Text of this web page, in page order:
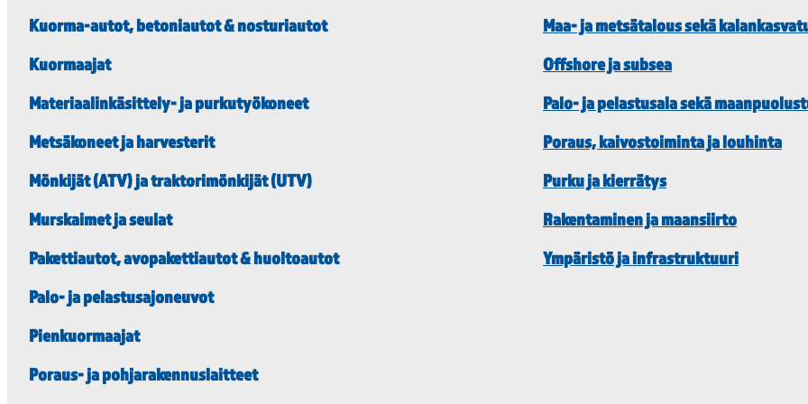
Kuorma-autot, betoniautot & nosturiautot
Kuormaajat
Materiaalinkäsittely- ja purkutyökoneet
Metsäkoneet ja harvesterit
Mönkijät (ATV) ja traktorimönkijät (UTV)
Murskaimet ja seulat
Pakettiautot, avopakettiautot & huoltoautot
Palo- ja pelastusajoneuvot
Pienkuormaajat
Poraus- ja pohjarakennuslaitteet
Maa- ja metsätalous sekä
Offshore ja subsea
Palo- ja pelastusala sekä
Poraus, kaivostoiminta ja louhinta
Purku ja kierrätys
Rakentaminen ja maansiirto
Ympäristö ja infrastruktuuri